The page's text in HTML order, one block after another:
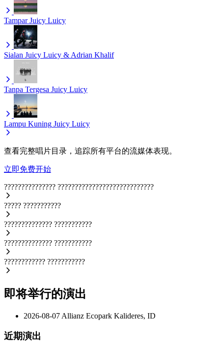
Tampar Juicy Luicy
Sialan Juicy Luicy & Adrian Khalif
Tanpa Tergesa Juicy Luicy
Lampu Kuning Juicy Luicy
查看完整唱片目录，追踪所有平台的流媒体表现。
立即免费开始
??????????????? ????????????????????????????
????? ???????????
?????????????? ???????????
?????????????? ???????????
???????????? ???????????
即将举行的演出
2026-08-07 Allianz Ecopark Kalideres, ID
近期演出